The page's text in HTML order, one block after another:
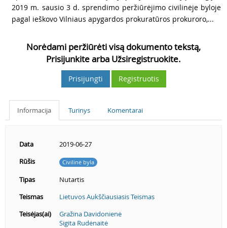
2019 m. sausio 3 d. sprendimo peržiūrėjimo civilinėje byloje
pagal ieškovo Vilniaus apygardos prokuratūros prokuroro,...
Norėdami peržiūrėti visą dokumento tekstą,
Prisijunkite arba Užsiregistruokite.
Prisijungti Registruotis
Informacija Turinys Komentarai
Data
2019-06-27
Rūšis
Civilinė byla
Tipas
Nutartis
Teismas
Lietuvos Aukščiausiasis Teismas
Teisėjas(ai)
Gražina Davidonienė
Sigita Rudėnaitė